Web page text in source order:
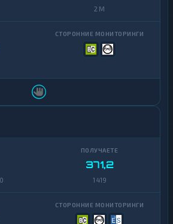
2 M
371,2
1 419